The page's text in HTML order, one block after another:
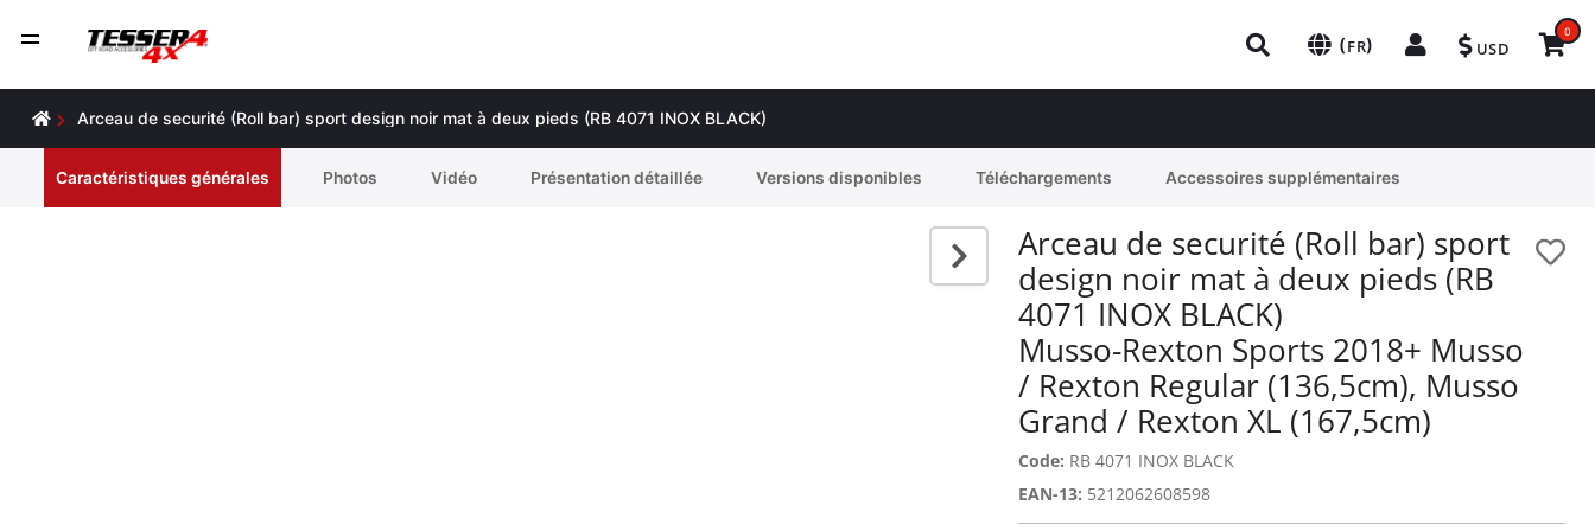
(FR) USD
0
Arceau de securité (Roll bar) sport design noir mat à deux pieds (RB 4071 INOX BLACK)
Caractéristiques générales Photos Vidéo Présentation détaillée Versions disponibles Téléchargements Accessoires supplémentaires
Arceau de securité (Roll bar) sport
design noir mat à deux pieds (RB
4071 INOX BLACK)
Musso-Rexton Sports 2018+ Musso
/ Rexton Regular (136,5cm), Musso
Grand / Rexton XL (167,5cm)
Code: RB 4071 INOX BLACK
EAN-13: 5212062608598